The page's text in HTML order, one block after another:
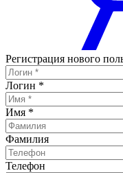
Регистрация нового
Логин *
Имя *
Фамилия
Телефон